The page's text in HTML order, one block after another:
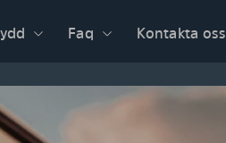
Faq Kontakta oss